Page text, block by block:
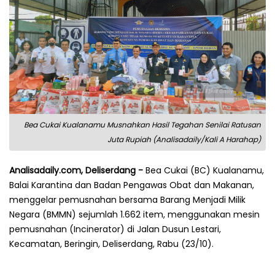
Bea Cukai Kualanamu Musnahkan Hasil Tegahan Senilai Ratusan
Juta Rupiah (Analisadaily/Kali A Harahap)
Analisadaily.com, Deliserdang - Bea Cukai (BC) Kualanamu,
Balai Karantina dan Badan Pengawas Obat dan Makanan,
menggelar pemusnahan bersama Barang Menjadi Milik
Negara (BMMN) sejumlah 1.662 item, menggunakan mesin
pemusnahan (Incinerator) di Jalan Dusun Lestari,
Kecamatan, Beringin, Deliserdang, Rabu (23/10).